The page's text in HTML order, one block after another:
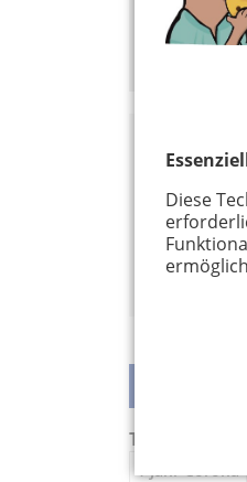
Diese
Hier
Info:
Hardt 44
51429
teilen
Tags:
1 Jahr Corona